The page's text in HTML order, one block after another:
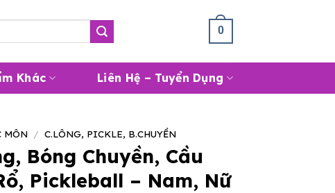
0
Khác Liên Hệ – Tuyển Dụng
MÔN / C.LÔNG, PICKLE, B.CHUYỀN
Bóng Chuyền, Cầu
Pickleball – Nam, Nữ